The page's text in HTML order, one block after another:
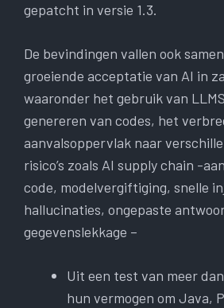
gepatcht in versie 1.3.
De bevindingen vallen ook
groeiende acceptatie van AI in
waaronder het gebruik van
genereren van codes, het
aanvalsoppervlak naar
risico’s zoals AI supply chain -
code, modelvergiftiging, snelle
hallucinaties, ongepaste
gegevenslekkage –
Uit een test van meer dan
hun vermogen om Java,